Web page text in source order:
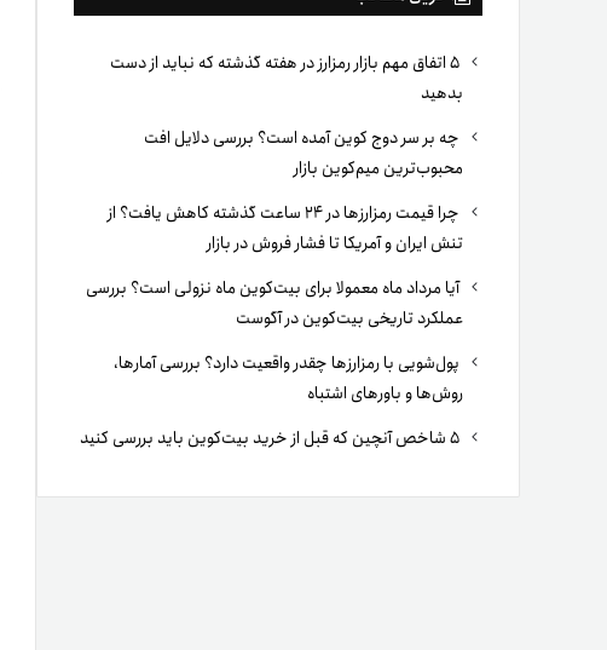
۵ اتفاق مهم بازار رمزارز در هفته گذشته که نباید از دست
بدهید
چه بر سر دوج کوین آمده است؟ بررسی دلایل افت
محبوب‌ترین میم‌کوین بازار
چرا قیمت رمزارزها در ۲۴ ساعت گذشته کاهش یافت؟ از
تنش ایران و آمریکا تا فشار فروش در بازار
آیا مرداد ماه معمولا برای بیت‌کوین ماه نزولی است؟ بررسی
عملکرد تاریخی بیت‌کوین در آگوست
پول‌شویی با رمزارزها چقدر واقعیت دارد؟ بررسی آمارها،
روش‌ها و باورهای اشتباه